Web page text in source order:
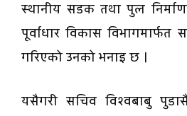
स्थानीय सडक तथा पुल
पूर्वाधार विकास विभागमार्फत
गरिएको उनको भनाइ छ ।
यसैगरी सचिव विश्वबाबु